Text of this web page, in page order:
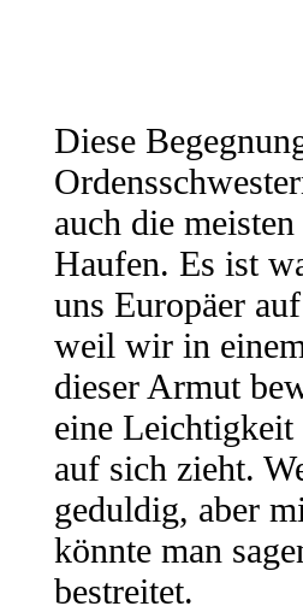
Diese
auch die
Haufen. Es ist
uns Europäer
weil wir in
dieser Armut
eine
auf sich zieht.
geduldig, aber
könnte man
bestreitet.